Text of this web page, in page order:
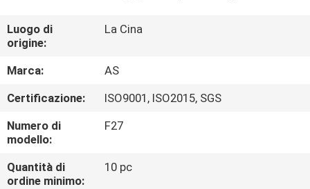
CIRCA
NOI
GIRO
DELLA
FABBRICA
Luogo di
origine:
La Cina
Marca:
AS
Certificazione:
ISO9001, ISO2015, SGS
Numero di
modello:
F27
Quantità di
ordine minimo:
10 pc